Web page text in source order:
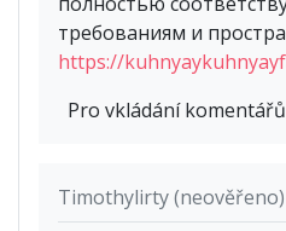
требованиям и
https://
Pro vkládání
Timothylirty (neověřeno)